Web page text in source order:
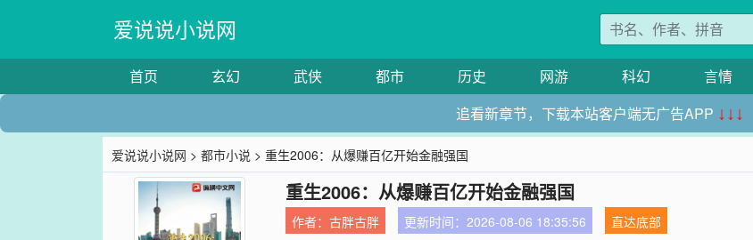
爱说说小说网
首页 玄幻 武侠 都市 历史 网游 科幻 言情
追看新章节，下载本站客户端无广告APP ↓↓↓
爱说说小说网 >都市小说 > 重生2006：从爆赚百亿开始金融强国
重生2006：从爆赚百亿开始金融强国
作者：古胖古胖 更新时间：2026-08-06 18:35:56
直达底部